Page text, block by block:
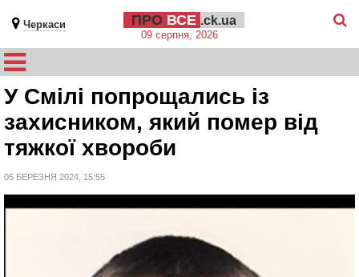
Черкаси ПРО ВСЕ .ck.ua
09 серпня, 2026
У Смілі попрощались із
захисником, який помер від
тяжкої хвороби
05 БЕРЕЗНЯ 2024, 15:55